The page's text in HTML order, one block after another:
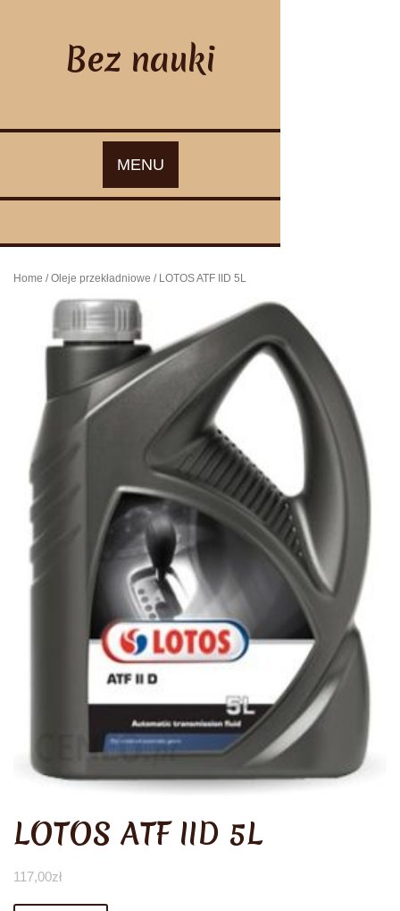
Bez nauki
MENU
Home /Oleje przekładniowe / LOTOS ATF IID 5L
LOTOS ATF IID 5L
117,00zł